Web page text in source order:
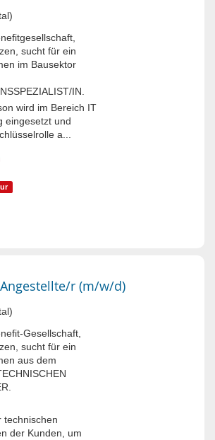
sucht für ein
im Bausektor
IN.
wird im Bereich IT
eingesetzt und
a...
r (m/w/d)
Gesellschaft,
sucht für ein
aus dem
technischen
der Kunden, um